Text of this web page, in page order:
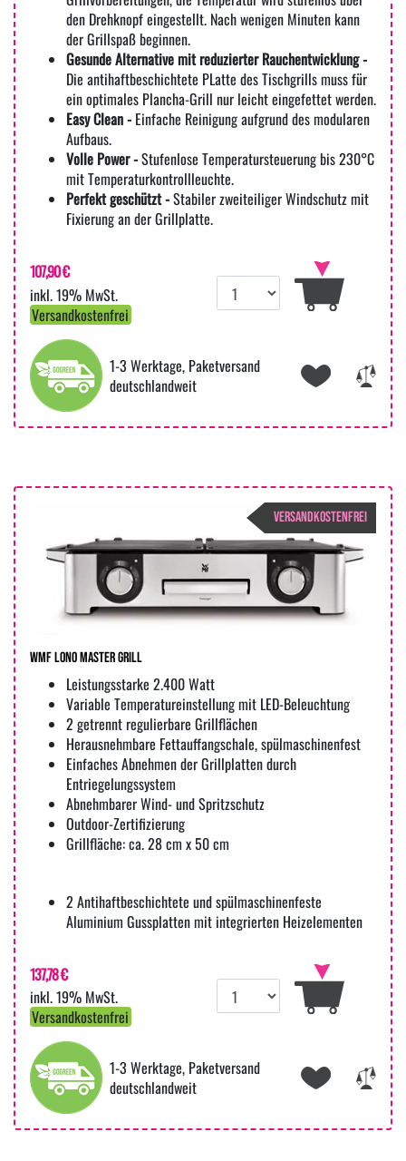
den Drehknopf eingestellt. Nach wenigen Minuten kann
der Grillspaß beginnen.
Gesunde Alternative mit reduzierter Rauchentwicklung -
Die antihaftbeschichtete PLatte des Tischgrills muss für
ein optimales Plancha-Grill nur leicht eingefettet werden.
Easy Clean - Einfache Reinigung aufgrund des modularen
Aufbaus.
Volle Power -Stufenlose Temperatursteuerung bis 230°C
mit Temperaturkontrollleuchte.
Perfekt geschützt -Stabiler zweiteiliger Windschutz mit
Fixierung an der Grillplatte.
107,90 €
inkl. 19% MwSt.
Versandkostenfrei
1-3 Werktage, Paketversand
deutschlandweit
VERSANDKOSTENFREI
WMF Lono Master Grill
Leistungsstarke 2.400 Watt
Variable Temperatureinstellung mit LED-Beleuchtung
2 getrennt regulierbare Grillflächen
Herausnehmbare Fettauffangschale, spülmaschinenfest
Einfaches Abnehmen der Grillplatten durch
Entriegelungssystem
Abnehmbarer Wind- und Spritzschutz
Outdoor-Zertifizierung
Grillfläche: ca. 28 cm x 50 cm
2 Antihaftbeschichtete und spülmaschinenfeste
Aluminium Gussplatten mit integrierten Heizelementen
137,78 €
inkl. 19% MwSt.
Versandkostenfrei
1-3 Werktage, Paketversand
deutschlandweit